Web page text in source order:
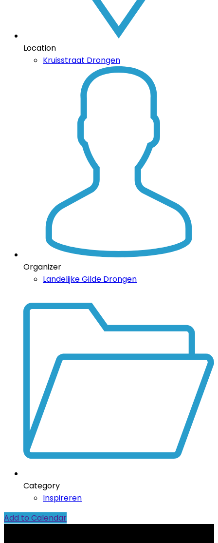
Location
Kruisstraat Drongen
Organizer
Landelijke Gilde Drongen
Category
Inspireren
Add to Calendar